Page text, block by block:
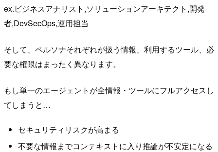
ex.ビジネスアナリスト,ソリューションアーキテクト,開発
者,DevSecOps,運用担当
そして、ペルソナそれぞれが扱う情報、利用するツール、必
要な権限はまったく異なります。
もし単一のエージェントが全情報・ツールにフルアクセスし
てしまうと…
セキュリティリスクが高まる
不要な情報までコンテキストに入り推論が不安定になる